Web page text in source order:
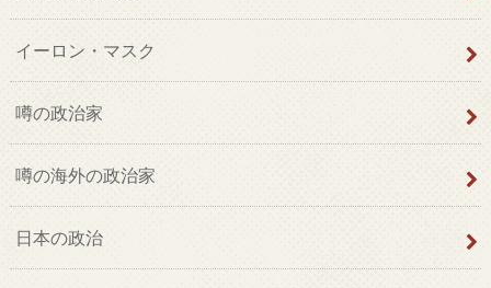
イーロン・マスク
噂の政治家
噂の海外の政治家
日本の政治